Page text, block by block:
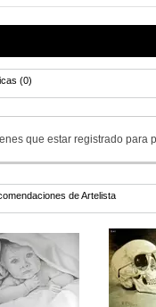
(0)
que estar registrado para
de Artelista